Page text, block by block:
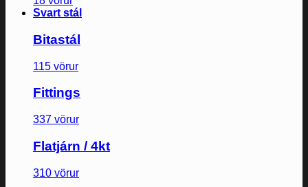
Svart stál
Bitastál
115 vörur
Fittings
337 vörur
Flatjárn / 4kt
310 vörur